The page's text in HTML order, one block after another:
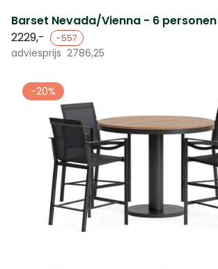
Barset Nevada/Vienna - 6 personen
2229,-
-557
adviesprijs 2786,25
-20%